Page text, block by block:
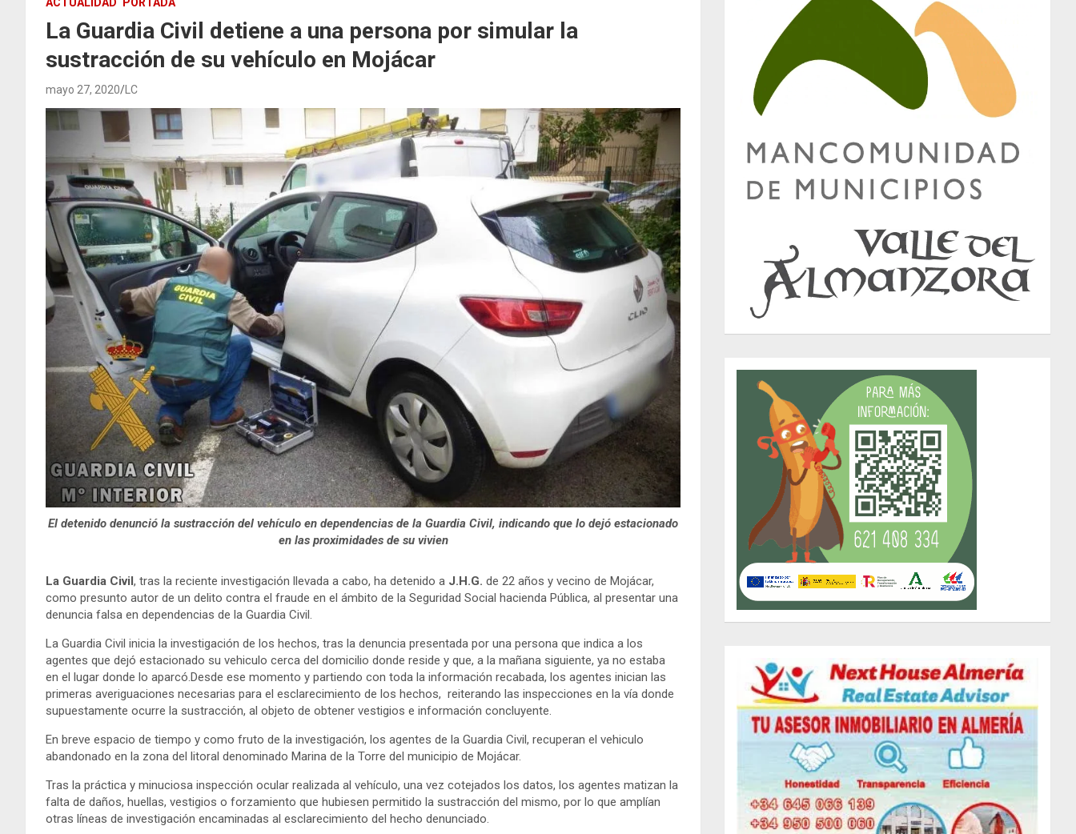
ACTUALIDAD PORTADA
La Guardia Civil detiene a una persona por simular la
sustracción de su vehículo en Mojácar
mayo 27, 2020 LC
El detenido denunció la sustracción del vehículo en dependencias de la Guardia Civil, indicando que lo dejó estacionado
en las proximidades de su vivien
La Guardia Civil , tras la reciente investigación llevada a cabo, ha detenido a J.H.G. de 22 años y vecino de Mojácar,
como presunto autor de un delito contra el fraude en el ámbito de la Seguridad Social hacienda Pública, al presentar una
denuncia falsa en dependencias de la Guardia Civil.
La Guardia Civil inicia la investigación de los hechos, tras la denuncia presentada por una persona que indica a los
agentes que dejó estacionado su vehiculo cerca del domicilio donde reside y que, a la mañana siguiente, ya no estaba
en el lugar donde lo aparcó.Desde ese momento y partiendo con toda la información recabada, los agentes inician las
primeras averiguaciones necesarias para el esclarecimiento de los hechos, reiterando las inspecciones en la vía donde
supuestamente ocurre la sustracción, al objeto de obtener vestigios e información concluyente.
En breve espacio de tiempo y como fruto de la investigación, los agentes de la Guardia Civil, recuperan el vehiculo
abandonado en la zona del litoral denominado Marina de la Torre del municipio de Mojácar.
Tras la práctica y minuciosa inspección ocular realizada al vehículo, una vez cotejados los datos, los agentes matizan la
falta de daños, huellas, vestigios o forzamiento que hubiesen permitido la sustracción del mismo, por lo que amplían
otras líneas de investigación encaminadas al esclarecimiento del hecho denunciado.